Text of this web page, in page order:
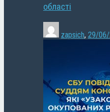
області
zapsich, 29/